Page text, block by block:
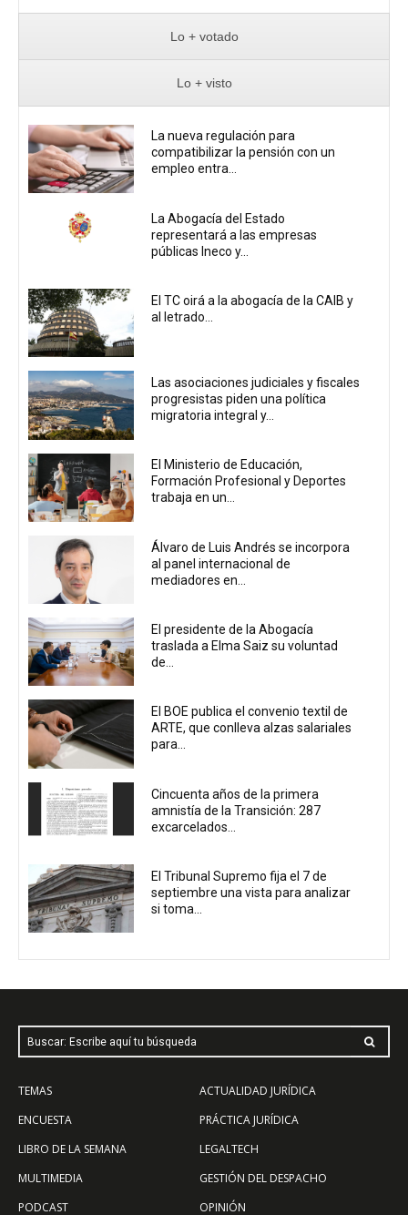
Lo + votado
Lo + visto
La nueva regulación para
compatibilizar la pensión con un
empleo entra...
La Abogacía del Estado
representará a las empresas
públicas Ineco y...
El TC oirá a la abogacía de la CAIB y
al letrado...
Las asociaciones judiciales y fiscales
progresistas piden una política
migratoria integral y...
El Ministerio de Educación,
Formación Profesional y Deportes
trabaja en un...
Álvaro de Luis Andrés se incorpora
al panel internacional de
mediadores en...
El presidente de la Abogacía
traslada a Elma Saiz su voluntad
de...
El BOE publica el convenio textil de
ARTE, que conlleva alzas salariales
para...
Cincuenta años de la primera
amnistía de la Transición: 287
excarcelados...
El Tribunal Supremo fija el 7 de
septiembre una vista para analizar
si toma...
Buscar: Escribe aquí tu búsqueda
TEMAS
ENCUESTA
LIBRO DE LA SEMANA
MULTIMEDIA
PODCAST
ACTUALIDAD JURÍDICA
PRÁCTICA JURÍDICA
LEGALTECH
GESTIÓN DEL DESPACHO
OPINIÓN